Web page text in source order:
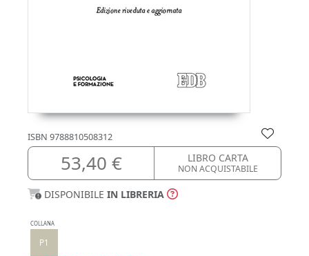
ISBN 9788810508312
53,40 € LIBRO CARTA
NON ACQUISTABILE
DISPONIBILE IN LIBRERIA
COLLANA
P1